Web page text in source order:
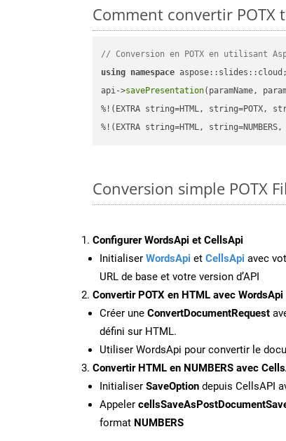
Comment convertir POTX
// Conversion en POTX en utilisant
using namespace
api->savePresentation(paramName,
%!(EXTRA string=HTML, string=POTX,
%!(EXTRA string=HTML,
Conversion simple POTX
Configurer WordsApi et CellsApi
Initialiser WordsApi et CellsApi avec
URL de base et votre version d’API
Convertir POTX en HTML avec WordsApi
Créer une ConvertDocumentRequest
défini sur HTML.
Utiliser WordsApi pour convertir le
Convertir HTML en NUMBERS avec
Initialiser SaveOption depuis CellsAPI
Appeler
format NUMBERS